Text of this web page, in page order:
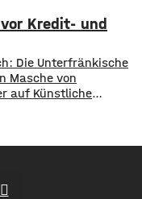
Fast Boy. Das
Boys ist
Kredit- und
Die Unterfränkische
Masche von
auf Künstliche